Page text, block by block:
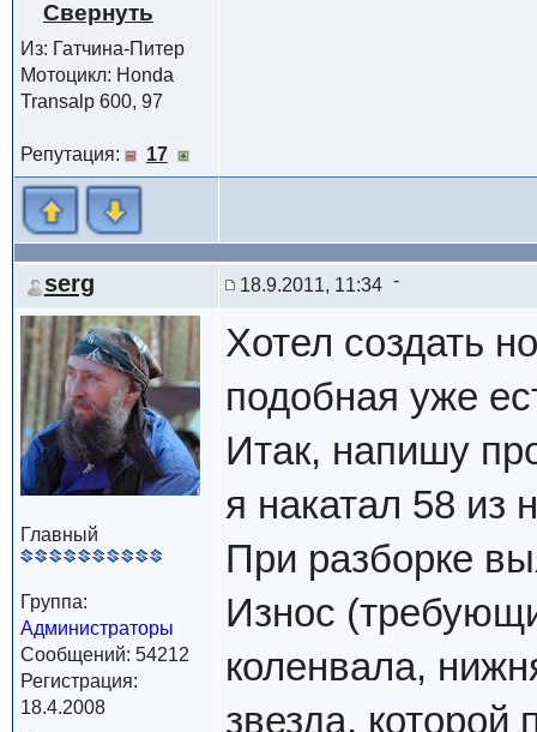
Из: Гатчина-Питер
Мотоцикл: Honda
Transalp 600, 97
Репутация: 17
serg 18.9.2011, 11:34
Главный
Группа:
Администраторы
Сообщений: 54212
Регистрация:
18.4.2008
Хотел создать
подобная уже
Итак, напишу
я накатал 58 из
При разборке
Износ
коленвала,
звезда,